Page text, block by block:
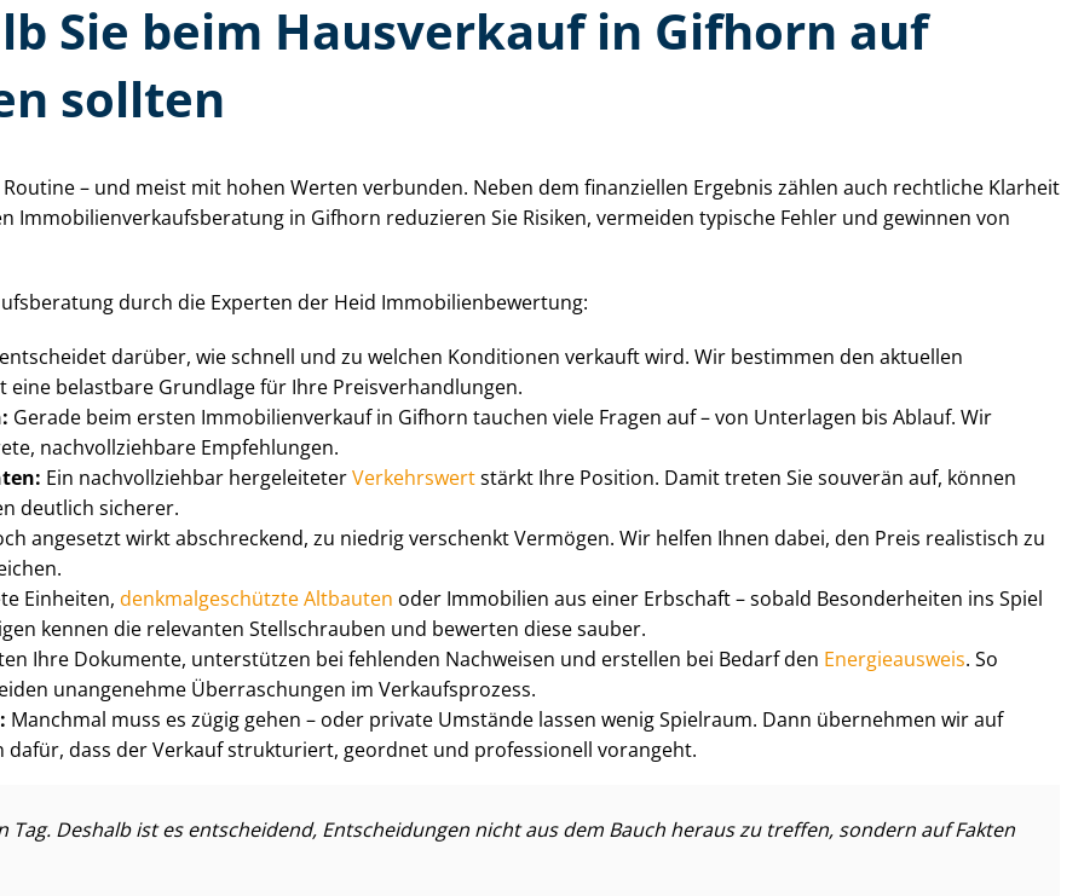
Sie beim Hausverkauf in Gifhorn auf
sollten
– und meist mit hohen Werten verbunden. Neben dem finanziellen Ergebnis zählen auch rechtliche Klarheit
Im­mo­bi­li­en­ver­kaufs­be­ra­tung in Gifhorn reduzieren Sie Risiken, vermeiden typische Fehler und gewinnen von
durch die Experten der Heid Im­mo­bi­li­en­be­wer­tung:
darüber, wie schnell und zu welchen Konditionen verkauft wird. Wir bestimmen den aktuellen
belastbare Grundlage für Ihre Preis­ver­hand­lun­gen.
Gerade beim ersten Im­mo­bi­li­en­ver­kauf in Gifhorn tauchen viele Fragen auf – von Unterlagen bis Ablauf. Wir
nach­voll­zieh­ba­re Empfehlungen.
Ein nachvollziehbar hergeleiteterVerkehrswertstärkt Ihre Position. Damit treten Sie souverän auf, können
deutlich sicherer.
angesetzt wirkt abschreckend, zu niedrig verschenkt Vermögen. Wir helfen Ihnen dabei, den Preis realistisch zu
Einheiten, denk­mal­ge­schütz­te Altbauten oder Immobilien aus einer Erbschaft – sobald Besonderheiten ins Spiel
kennen die relevanten Stellschrauben und bewerten diese sauber.
Ihre Dokumente, unterstützen bei fehlenden Nachweisen und erstellen bei Bedarf den Energieausweis. So
unangenehme Überraschungen im Verkaufsprozess.
Manchmal muss es zügig gehen – oder private Umstände lassen wenig Spielraum. Dann übernehmen wir auf
dass der Verkauf strukturiert, geordnet und professionell vorangeht.
Deshalb ist es entscheidend, Entscheidungen nicht aus dem Bauch heraus zu treffen, sondern auf Fakten